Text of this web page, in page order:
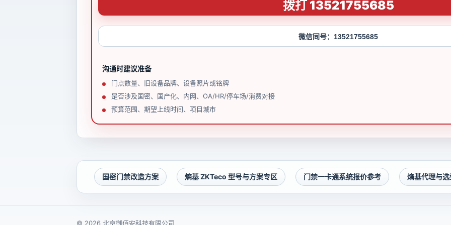
拨打 13521755685
微信同号：13521755685
沟通时建议准备
门点数量、旧设备品牌、设备照片或铭牌
是否涉及国密、国产化、内网、OA/HR/停车场/消费对接
预算范围、期望上线时间、项目城市
国密门禁改造方案 熵基 ZKTeco 型号与方案专区 门禁一卡通系统报价参考 熵基代理与
© 2026 北京御佰安科技有限公司